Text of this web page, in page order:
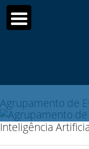
Agrupamento de
Inteligência